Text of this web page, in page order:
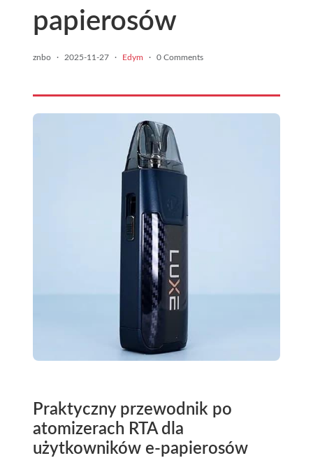
papierosów
znbo · 2025-11-27 · Edym · 0 Comments
Praktyczny przewodnik po
atomizerach RTA dla
użytkowników e-papierosów